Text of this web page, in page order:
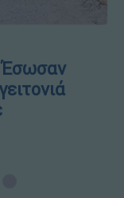
Έσωσαν